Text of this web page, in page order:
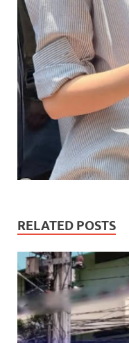
RELATED POSTS